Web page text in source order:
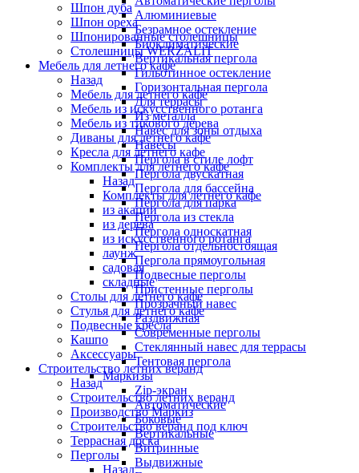
Алюминиевые
Безрамное остекление
Биоклиматические
Вертикальная пергола
Гильотинное остекление
Горизонтальная пергола
Для террасы
Из металла
Навес для зоны отдыха
Навесы
Пергола в стиле лофт
Пергола двускатная
Пергола для бассейна
Пергола для парка
Пергола из стекла
Пергола односкатная
Пергола отдельностоящая
Пергола прямоугольная
Подвесные перголы
Пристенные перголы
Прозрачный навес
Раздвижная
Современные перголы
Стеклянный навес для террасы
Тентовая пергола
Маркизы
Zip-экран
Автоматические
Боковые
Вертикальные
Витринные
Выдвижные
Шпон дуба
Шпон ореха
Шпонированные столешницы
Столешницы WERZALIT
Мебель для летнего кафе
Назад
Мебель для летнего кафе
Мебель из искусственного ротанга
Мебель из тикового дерева
Диваны для летнего кафе
Кресла для летнего кафе
Комплекты для летнего кафе
Назад
Комплекты для летнего кафе
из акации
из дерева
из искусственного ротанга
лаунж
садовая
складные
Столы для летнего кафе
Стулья для летнего кафе
Подвесные кресла
Кашпо
Аксессуары
Строительство летних веранд
Назад
Строительство летних веранд
Производство Маркиз
Строительство веранд под ключ
Террасная доска
Перголы
Назад